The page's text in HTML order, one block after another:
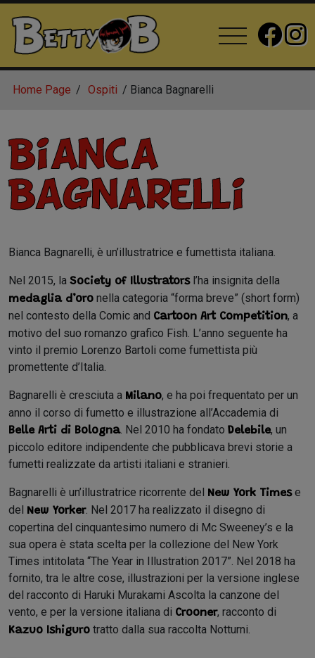
Home Page Ospiti Bianca Bagnarelli
Bianca
Bagnarelli
Bianca Bagnarelli, è un’illustratrice e fumettista italiana.
Nel 2015, la Society of Illustratorsl’ha insignita della
medaglia d’oro nella categoria “forma breve” (short form)
nel contesto della Comic and Cartoon Art Competition, a
motivo del suo romanzo grafico Fish. L’anno seguente ha
vinto il premio Lorenzo Bartoli come fumettista più
promettente d’Italia.
Bagnarelli è cresciuta a Milano, e ha poi frequentato per un
anno il corso di fumetto e illustrazione all’Accademia di
Belle Arti di Bologna. Nel 2010 ha fondato Delebile, un
piccolo editore indipendente che pubblicava brevi storie a
fumetti realizzate da artisti italiani e stranieri.
Bagnarelli è un’illustratrice ricorrente del New York Timese
del New Yorker. Nel 2017 ha realizzato il disegno di
copertina del cinquantesimo numero di Mc Sweeney’s e la
sua opera è stata scelta per la collezione del New York
Times intitolata “The Year in Illustration 2017”. Nel 2018 ha
fornito, tra le altre cose, illustrazioni per la versione inglese
del racconto di Haruki Murakami Ascolta la canzone del
vento, e per la versione italiana di Crooner, racconto di
Kazuo Ishiguro tratto dalla sua raccolta Notturni.